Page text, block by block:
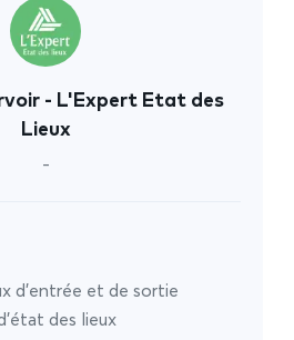
- L'Expert Etat des
Lieux
-
d’entrée et de sortie
des lieux